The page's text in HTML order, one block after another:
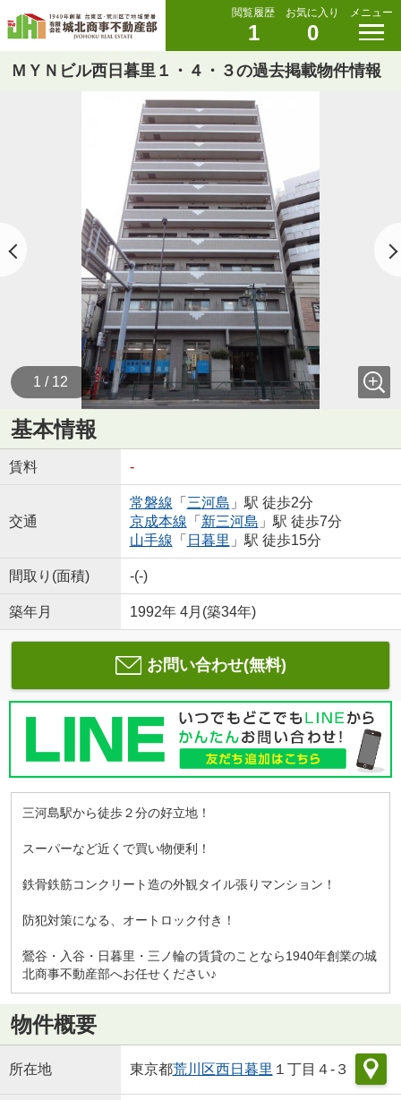
閲覧履歴
1
お気に入り
0
メニュー
ＭＹＮビル西日暮里１・４・３の過去掲載物件情報
1 / 12
基本情報
賃料 -
交通
常磐線 「 三河島 」駅 徒歩2分
京成本線 「 新三河島 」駅 徒歩7分
山手線 「 日暮里 」駅 徒歩15分
間取り(面積) -(-)
築年月 1992年 4月(築34年)
お問い合わせ(無料)
三河島駅から徒歩２分の好立地！
スーパーなど近くで買い物便利！
鉄骨鉄筋コンクリート造の外観タイル張りマンション！
防犯対策になる、オートロック付き！
鶯谷・入谷・日暮里・三ノ輪の賃貸のことなら1940年創業の城
北商事不動産部へお任せください♪
物件概要
所在地 東京都荒川区西日暮里 １丁目４-３